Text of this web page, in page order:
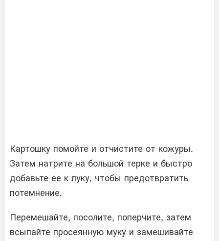
Картошку помойте и отчистите от кожуры.
Затем натрите на большой терке и быстро
добавьте ее к луку, чтобы предотвратить
потемнение.
Перемешайте, посолите, поперчите, затем
всыпайте просеянную муку и замешивайте